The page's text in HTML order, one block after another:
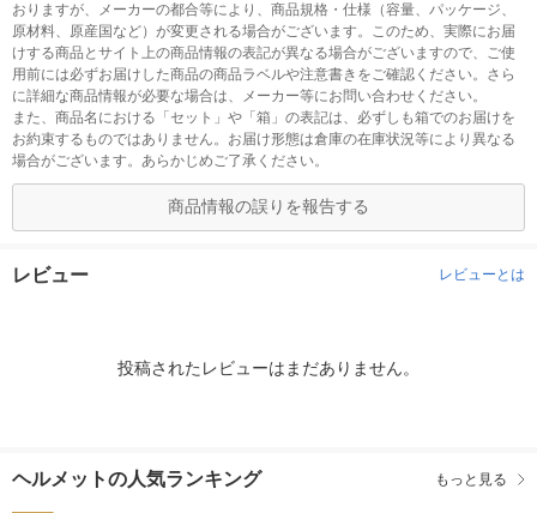
おりますが、メーカーの都合等により、商品規格・仕様（容量、パッケージ、
原材料、原産国など）が変更される場合がございます。このため、実際にお届
けする商品とサイト上の商品情報の表記が異なる場合がございますので、ご使
用前には必ずお届けした商品の商品ラベルや注意書きをご確認ください。さら
に詳細な商品情報が必要な場合は、メーカー等にお問い合わせください。
また、商品名における「セット」や「箱」の表記は、必ずしも箱でのお届けを
お約束するものではありません。お届け形態は倉庫の在庫状況等により異なる
場合がございます。あらかじめご了承ください。
商品情報の誤りを報告する
レビュー レビューとは
投稿されたレビューはまだありません。
ヘルメットの人気ランキング もっと見る